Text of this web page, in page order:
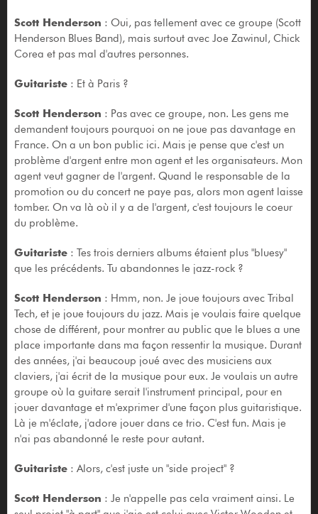
Scott Henderson : Oui, pas tellement avec ce groupe (Scott
Henderson Blues Band), mais surtout avec Joe Zawinul, Chick
Corea et pas mal d'autres personnes.
Guitariste: Et à Paris ?
Scott Henderson : Pas avec ce groupe, non. Les gens me
demandent toujours pourquoi on ne joue pas davantage en
France. On a un bon public ici. Mais je pense que c'est un
problème d'argent entre mon agent et les organisateurs. Mon
agent veut gagner de l'argent. Quand le responsable de la
promotion ou du concert ne paye pas, alors mon agent laisse
tomber. On va là où il y a de l'argent, c'est toujours le coeur
du problème.
Guitariste: Tes trois derniers albums étaient plus "bluesy"
que les précédents. Tu abandonnes le jazz-rock ?
Scott Henderson : Hmm, non. Je joue toujours avec Tribal
Tech, et je joue toujours du jazz. Mais je voulais faire quelque
chose de différent, pour montrer au public que le blues a une
place importante dans ma façon ressentir la musique. Durant
des années, j'ai beaucoup joué avec des musiciens aux
claviers, j'ai écrit de la musique pour eux. Je voulais un autre
groupe où la guitare serait l'instrument principal, pour en
jouer davantage et m'exprimer d'une façon plus guitaristique.
Là je m'éclate, j'adore jouer dans ce trio. C'est fun. Mais je
n'ai pas abandonné le reste pour autant.
Guitariste: Alors, c'est juste un "side project" ?
Scott Henderson : Je n'appelle pas cela vraiment ainsi. Le